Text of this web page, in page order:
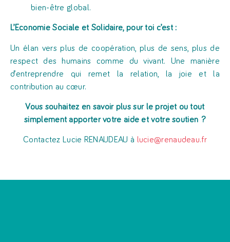
bien-être global.
L’Economie Sociale et Solidaire, pour toi c’est :
Un élan vers plus de coopération, plus de sens, plus de
respect des humains comme du vivant. Une manière
d’entreprendre qui remet la relation, la joie et la
contribution au cœur.
Vous souhaitez en savoir plus sur le projet ou tout
simplement apporter votre aide et votre soutien ?
Contactez Lucie RENAUDEAU à lucie@renaudeau.fr